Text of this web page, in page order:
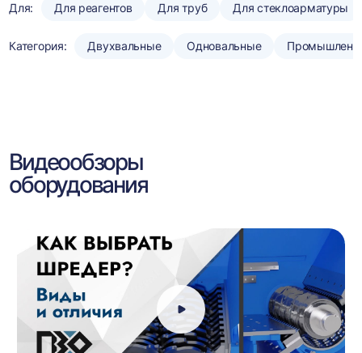
Для: Для реагентов Для труб Для стеклоарматуры
Категория: Двухвальные Одновальные
Видеообзоры
оборудования